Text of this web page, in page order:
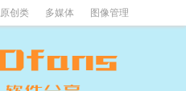
原创类 多媒体 图像管理